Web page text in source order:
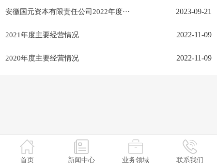
安徽国元资本有限责任公司2022年度··· 2023-09-21
2021年度主要经营情况 2022-11-09
2020年度主要经营情况 2022-11-09
首页 新闻中心 业务领域 联系我们